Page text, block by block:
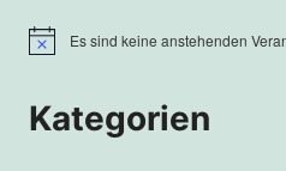
HinweisEs sind keine anstehenden
Kategorien